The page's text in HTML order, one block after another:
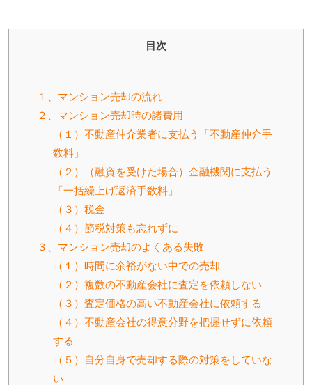
目次
１、マンション売却の流れ
２、マンション売却時の諸費用
（１）不動産仲介業者に支払う「不動産仲介手
数料」
（２）（融資を受けた場合）金融機関に支払う
「一括繰上げ返済手数料」
（３）税金
（４）節税対策も忘れずに
３、マンション売却のよくある失敗
（１）時間に余裕がない中での売却
（２）複数の不動産会社に査定を依頼しない
（３）査定価格の高い不動産会社に依頼する
（４）不動産会社の得意分野を把握せずに依頼
する
（５）自分自身で売却する際の対策をしていな
い